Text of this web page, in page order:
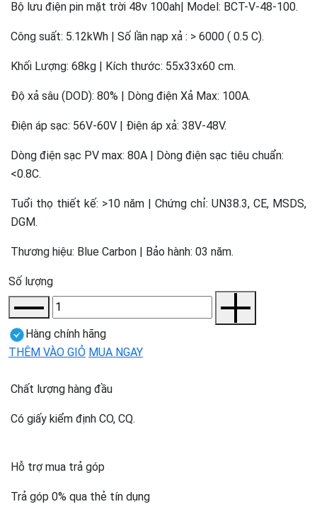
Bộ lưu điện pin mặt trời 48v 100ah| Model: BCT-V-48-100.
Công suất: 5.12kWh | Số lần nạp xả : > 6000 ( 0.5 C).
Khối Lượng: 68kg | Kích thước: 55x33x60 cm.
Độ xả sâu (DOD): 80% | Dòng điện Xả Max: 100A.
Điện áp sạc: 56V-60V | Điện áp xả: 38V-48V.
Dòng điện sạc PV max: 80A | Dòng điện sạc tiêu chuẩn:
<0.8C.
Tuổi thọ thiết kế: >10 năm | Chứng chỉ: UN38.3, CE, MSDS,
DGM.
Thương hiệu: Blue Carbon | Bảo hành: 03 năm.
Số lượng
Hàng chính hãng
THÊM VÀO GIỎ MUA NGAY
Chất lượng hàng đầu
Có giấy kiểm định CO, CQ.
Hỗ trợ mua trả góp
Trả góp 0% qua thẻ tín dụng